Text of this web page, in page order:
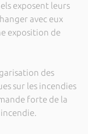
exposent leurs
avec eux
exposition de
des
sur les incendies
forte de la